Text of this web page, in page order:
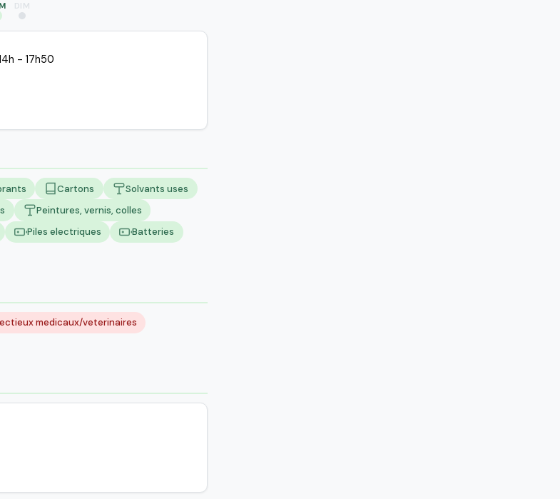
DIM
- 17h50
Cartons
Solvants uses
Peintures, vernis, colles
Piles electriques
Batteries
medicaux/veterinaires